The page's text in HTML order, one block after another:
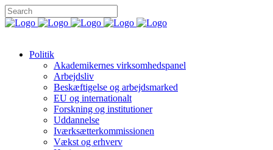
Politik
Akademikernes virksomhedspanel
Arbejdsliv
Beskæftigelse og arbejdsmarked
EU og internationalt
Forskning og institutioner
Uddannelse
Iværksætterkommissionen
Vækst og erhverv